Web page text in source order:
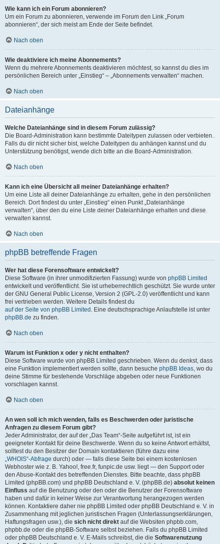
Wie kann ich ein Forum abonnieren?
Um ein Forum zu abonnieren, verwende im Forum den Link „Forum
abonnieren“, der sich meist am Ende der Seite befindet.
Nach oben
Wie deaktiviere ich meine Abonnements?
Wenn du mehrere Abonnements deaktivieren möchtest, so kannst du dies im
persönlichen Bereich unter „Einstieg“ – „Abonnements verwalten“ machen.
Nach oben
Dateianhänge
Welche Dateianhänge sind in diesem Forum zulässig?
Die Board-Administration kann bestimmte Dateitypen zulassen oder verbieten.
Falls du dir nicht sicher bist, welche Dateitypen du anhängen kannst und du
Unterstützung benötigst, wende dich bitte an die Board-Administration.
Nach oben
Kann ich eine Übersicht all meiner Dateianhänge erhalten?
Um eine Liste all deiner Dateianhänge zu erhalten, gehe in den persönlichen
Bereich. Dort findest du unter „Einstieg“ einen Punkt „Dateianhänge
verwalten“, über den du eine Liste deiner Dateianhänge erhalten und diese
verwalten kannst.
Nach oben
phpBB betreffende Fragen
Wer hat diese Forensoftware entwickelt?
Diese Software (in ihrer unmodifizierten Fassung) wurde von phpBB Limited
entwickelt und veröffentlicht. Sie ist urheberrechtlich geschützt. Sie wurde unter
der GNU General Public License, Version 2 (GPL-2.0) veröffentlicht und kann
frei vertrieben werden. Weitere Details findest du
auf der Seite von phpBB Limited . Eine deutschsprachige Anlaufstelle ist unter
phpBB.de zu finden.
Nach oben
Warum ist Funktion x oder y nicht enthalten?
Diese Software wurde von phpBB Limited geschrieben. Wenn du denkst, dass
eine Funktion implementiert werden sollte, dann besuche phpBB Ideas, wo du
deine Stimme für bestehende Vorschläge abgeben oder neue Funktionen
vorschlagen kannst.
Nach oben
An wen soll ich mich wenden, falls es Beschwerden oder juristische
Anfragen zu diesem Forum gibt?
Jeder Administrator, der auf der „Das Team“-Seite aufgeführt ist, ist ein
geeigneter Kontakt für deine Beschwerde. Wenn du so keine Antwort erhältst,
solltest du den Besitzer der Domain kontaktieren (führe dazu eine
„WHOIS“-Abfrage durch) oder — falls diese Seite bei einem kostenlosen
Webhoster wie z. B. Yahoo!, free.fr, funpic.de usw. liegt — den Support oder
den Abuse-Kontakt des betreffenden Dienstes. Bitte beachte, dass phpBB
Limited (phpBB.com) und phpBB Deutschland e. V. (phpBB.de) absolut keinen
Einfluss auf die Benutzung oder den oder die Benutzer der Forensoftware
haben und dafür in keiner Weise zur Verantwortung herangezogen werden
können. Kontaktiere daher nie phpBB Limited oder phpBB Deutschland e. V. in
Zusammenhang mit jeglichen juristischen Fragen (Unterlassungserklärungen,
Haftungsfragen usw.), die sich nicht direkt auf die Websiten phpbb.com,
phpbb.de oder die phpBB-Software selbst beziehen. Falls du phpBB Limited
oder phpBB Deutschland e. V. E-Mails schreibst, die die Softwarenutzung